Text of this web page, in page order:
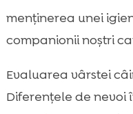
menținerea unei
companionii noștri
Evaluarea vârstei
Diferențele de nevoi